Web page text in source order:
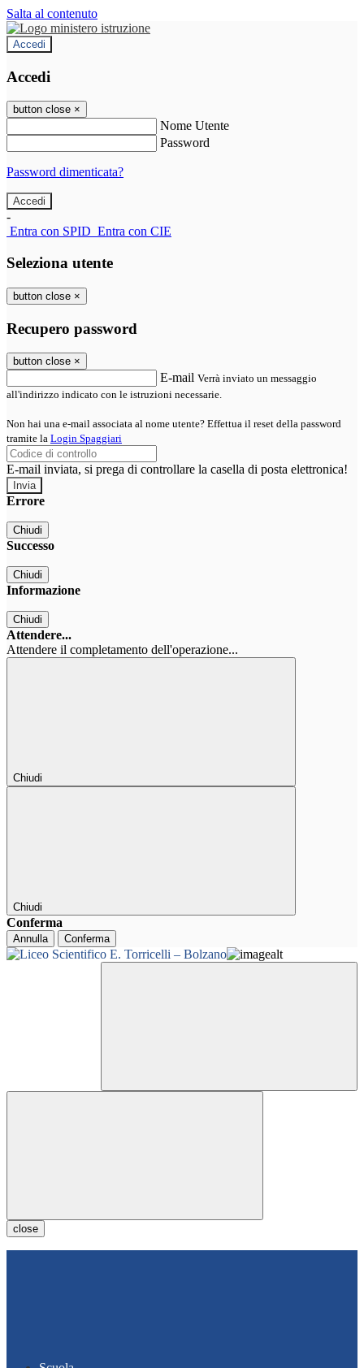
Salta al contenuto
Accedi
Accedi
button close ×
Nome Utente
Password
Password dimenticata?
-
Entra con SPID Entra con CIE
Seleziona utente
button close ×
Recupero password
button close ×
E-mail Verrà inviato un messaggio
all'indirizzo indicato con le istruzioni necessarie.
Non hai una e-mail associata al nome utente? Effettua il reset della password
tramite la Login Spaggiari
E-mail inviata, si prega di controllare la casella di posta elettronica!
Errore
Chiudi
Successo
Chiudi
Informazione
Chiudi
Attendere...
Attendere il completamento dell'operazione...
Chiudi
Chiudi
Conferma
Annulla Conferma
close